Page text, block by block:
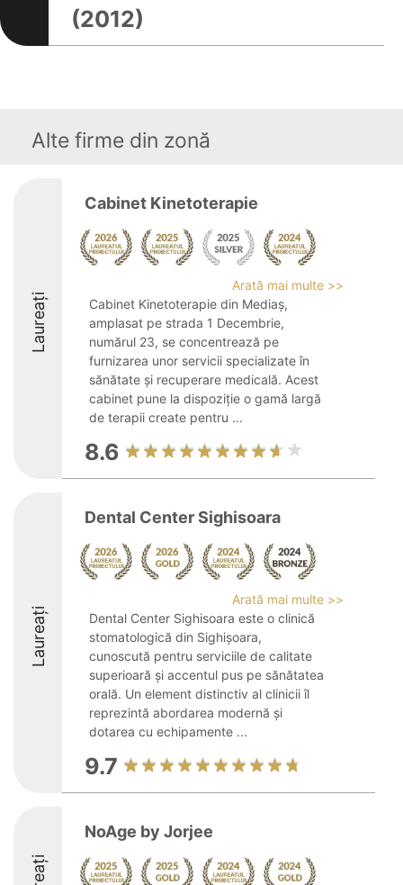
(2012)
Alte firme din zonă
Laureați
Cabinet Kinetoterapie
Arată mai multe >>
Cabinet Kinetoterapie din Mediaș,
amplasat pe strada 1 Decembrie,
numărul 23, se concentrează pe
furnizarea unor servicii specializate în
sănătate și recuperare medicală. Acest
cabinet pune la dispoziție o gamă largă
de terapii create pentru ...
8.6
Laureați
Dental Center Sighisoara
Arată mai multe >>
Dental Center Sighisoara este o clinică
stomatologică din Sighișoara,
cunoscută pentru serviciile de calitate
superioară și accentul pus pe sănătatea
orală. Un element distinctiv al clinicii îl
reprezintă abordarea modernă și
dotarea cu echipamente ...
9.7
NoAge by Jorjee